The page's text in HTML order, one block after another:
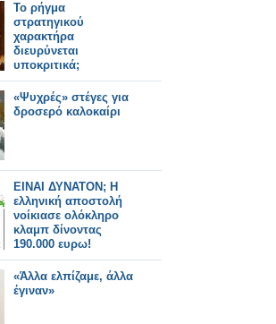
Το ρήγμα
στρατηγικού
χαρακτήρα
διευρύνεται
υποκριτικά;
«Ψυχρές» στέγες για
δροσερό καλοκαίρι
ΕΙΝΑΙ ΔΥΝΑΤΟΝ; Η
ελληνική αποστολή
νοίκιασε ολόκληρο
κλαμπ δίνοντας
190.000 ευρω!
«Άλλα ελπίζαμε, άλλα
έγιναν»